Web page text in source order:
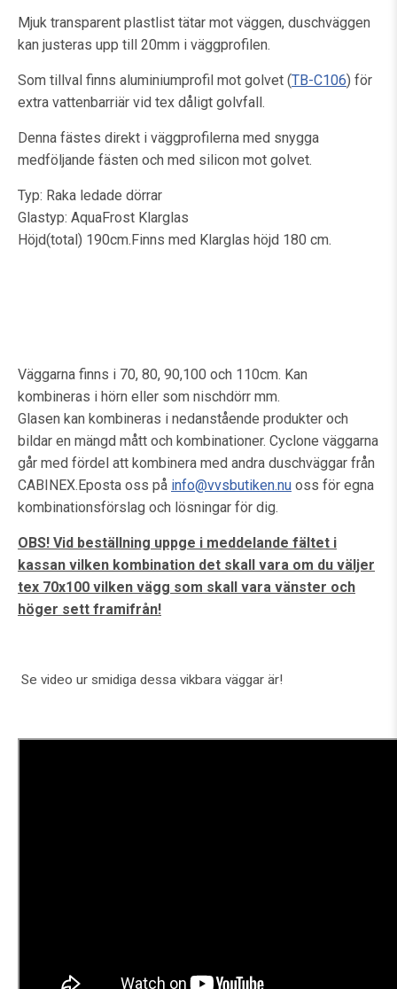
Mjuk transparent plastlist tätar mot väggen, duschväggen
kan justeras upp till 20mm i väggprofilen.
Som tillval finns aluminiumprofil mot golvet (TB-C106) för
extra vattenbarriär vid tex dåligt golvfall.
Denna fästes direkt i väggprofilerna med snygga
medföljande fästen och med silicon mot golvet.
Typ: Raka ledade dörrar
Glastyp: AquaFrost Klarglas
Höjd(total) 190cm.Finns med Klarglas höjd 180 cm.
Väggarna finns i 70, 80, 90,100 och 110cm. Kan
kombineras i hörn eller som nischdörr mm.
Glasen kan kombineras i nedanstående produkter och
bildar en mängd mått och kombinationer. Cyclone väggarna
går med fördel att kombinera med andra duschväggar från
CABINEX.Eposta oss på info@vvsbutiken.nu oss för egna
kombinationsförslag och lösningar för dig.
OBS! Vid beställning uppge i meddelande fältet i
kassan vilken kombination det skall vara om du väljer
tex 70x100 vilken vägg som skall vara vänster och
höger sett framifrån!
Se video ur smidiga dessa vikbara väggar är!